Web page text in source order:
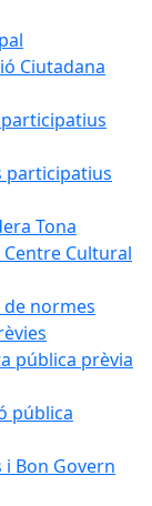
Ciutadana
participatius
participatius
Tona
Cultural
normes
pública prèvia
pública
i Bon Govern